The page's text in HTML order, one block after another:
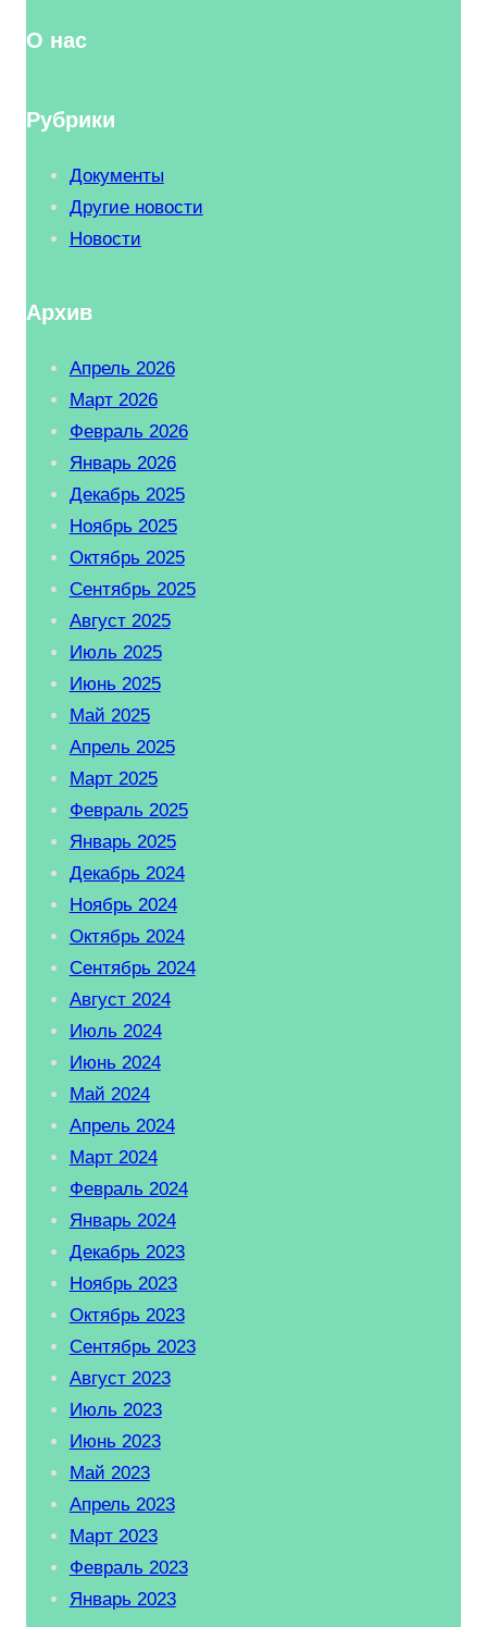
О нас
Рубрики
Документы
Другие новости
Новости
Архив
Апрель 2026
Март 2026
Февраль 2026
Январь 2026
Декабрь 2025
Ноябрь 2025
Октябрь 2025
Сентябрь 2025
Август 2025
Июль 2025
Июнь 2025
Май 2025
Апрель 2025
Март 2025
Февраль 2025
Январь 2025
Декабрь 2024
Ноябрь 2024
Октябрь 2024
Сентябрь 2024
Август 2024
Июль 2024
Июнь 2024
Май 2024
Апрель 2024
Март 2024
Февраль 2024
Январь 2024
Декабрь 2023
Ноябрь 2023
Октябрь 2023
Сентябрь 2023
Август 2023
Июль 2023
Июнь 2023
Май 2023
Апрель 2023
Март 2023
Февраль 2023
Январь 2023